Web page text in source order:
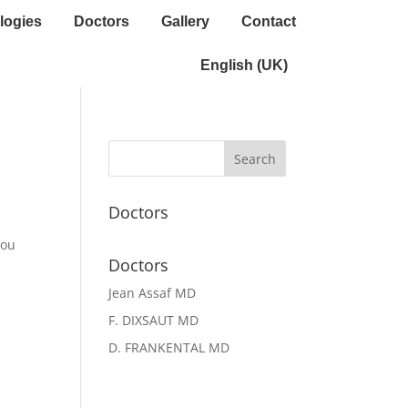
Doctors Gallery Contact
English (UK)
Doctors
Doctors
Jean Assaf MD
F. DIXSAUT MD
D. FRANKENTAL MD